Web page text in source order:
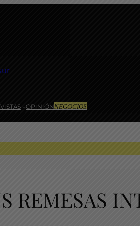
OPINIÓNNEGOCIOS
REMESAS